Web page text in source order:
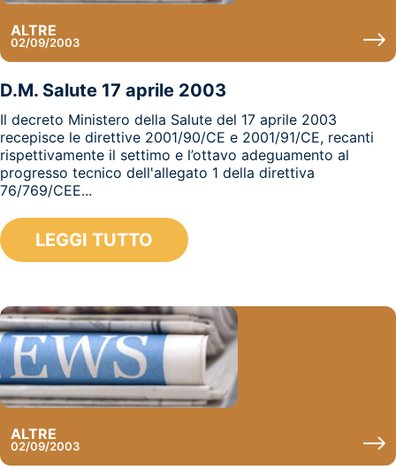
ALTRE
02/09/2003
D.M. Salute 17 aprile 2003
Il decreto Ministero della Salute del 17 aprile 2003
recepisce le direttive 2001/90/CE e 2001/91/CE, recanti
rispettivamente il settimo e l’ottavo adeguamento al
progresso tecnico dell'allegato 1 della direttiva
76/769/CEE...
LEGGI TUTTO
ALTRE
02/09/2003